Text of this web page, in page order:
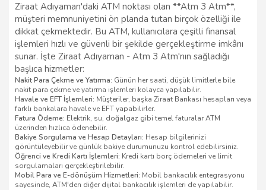
Ziraat Adıyaman'daki ATM noktası olan **Atm 3 Atm**,
müşteri memnuniyetini ön planda tutan birçok özelliği ile
dikkat çekmektedir. Bu ATM, kullanıcılara çeşitli finansal
işlemleri hızlı ve güvenli bir şekilde gerçekleştirme imkânı
sunar. İşte Ziraat Adıyaman - Atm 3 Atm'nın sağladığı
başlıca hizmetler:
Nakit Para Çekme ve Yatırma: Günün her saati, düşük limitlerle bile
nakit para çekme ve yatırma işlemleri kolayca yapılabilir.
Havale ve EFT İşlemleri: Müşteriler, başka Ziraat Bankası hesapları veya
farklı bankalara havale ve EFT yapabilirler.
Fatura Ödeme: Elektrik, su, doğalgaz gibi temel faturalar ATM
üzerinden hızlıca ödenebilir.
Bakiye Sorgulama ve Hesap Detayları: Hesap bilgilerinizi
görüntüleyebilir ve günlük bakiye durumunuzu kontrol edebilirsiniz.
Öğrenci ve Kredi Kartı İşlemleri: Kredi kartı borç ödemeleri ve limit
sorgulamaları gerçekleştirilebilir.
Mobil Para ve E-dönüşüm Hizmetleri: Mobil bankacılık entegrasyonu
sayesinde, ATM'den diğer dijital bankacılık işlemleri de yapılabilir.